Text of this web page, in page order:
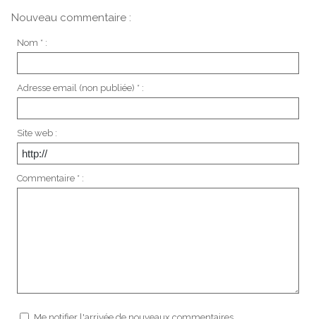
Nouveau commentaire :
Nom * :
Adresse email (non publiée) * :
Site web :
Commentaire * :